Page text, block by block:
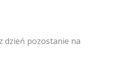
dzień pozostanie na